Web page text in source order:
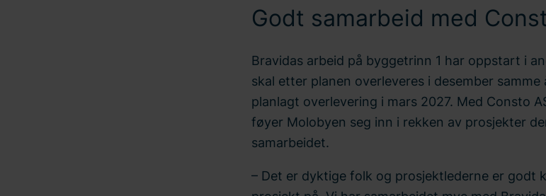
Godt samarbeid med
Bravidas arbeid på byggetrinn 1 har oppstart i
skal etter planen overleveres i desember samme
planlagt overlevering i mars 2027. Med Consto
føyer Molobyen seg inn i rekken av prosjekter
samarbeidet.
– Det er dyktige folk og prosjektlederne er godt